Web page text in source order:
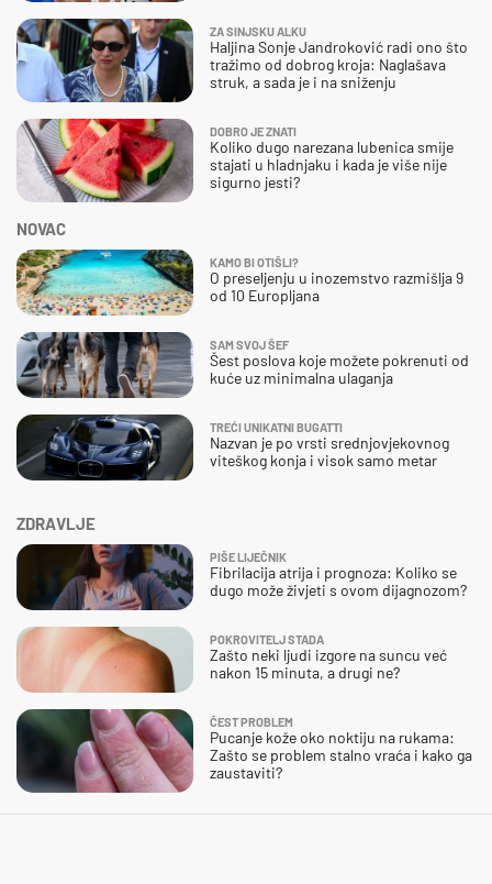
ZDRAVLJE
PIŠE LIJEČNIK
Fibrilacija atrija i prognoza: Koliko se
dugo može živjeti s ovom dijagnozom?
POKROVITELJ STADA
Zašto neki ljudi izgore na suncu već
nakon 15 minuta, a drugi ne?
ČEST PROBLEM
Pucanje kože oko noktiju na rukama:
Zašto se problem stalno vraća i kako ga
zaustaviti?
NOVAC
KAMO BI OTIŠLI?
O preseljenju u inozemstvo razmišlja 9
od 10 Europljana
SAM SVOJ ŠEF
Šest poslova koje možete pokrenuti od
kuće uz minimalna ulaganja
TREĆI UNIKATNI BUGATTI
Nazvan je po vrsti srednjovjekovnog
viteškog konja i visok samo metar
ZA SINJSKU ALKU
Haljina Sonje Jandroković radi ono što
tražimo od dobrog kroja: Naglašava
struk, a sada je i na sniženju
DOBRO JE ZNATI
Koliko dugo narezana lubenica smije
stajati u hladnjaku i kada je više nije
sigurno jesti?